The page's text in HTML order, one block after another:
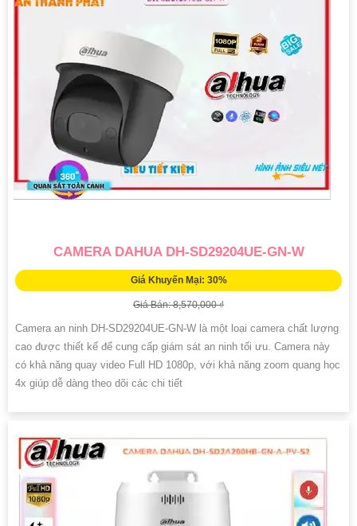
CAMERA DAHUA DH-SD29204UE-GN-W
Giá Khuyến Mại: 30%
Giá Bán: 8,570,000 ₫
Camera an ninh DH-SD29204UE-GN-W là một loại camera chất lượng
cao được thiết kế để cung cấp giám sát an ninh tối ưu. Camera này
có khả năng quay video Full HD 1080p, với khả năng zoom quang học
4x giúp dễ dàng theo dõi các chi tiết